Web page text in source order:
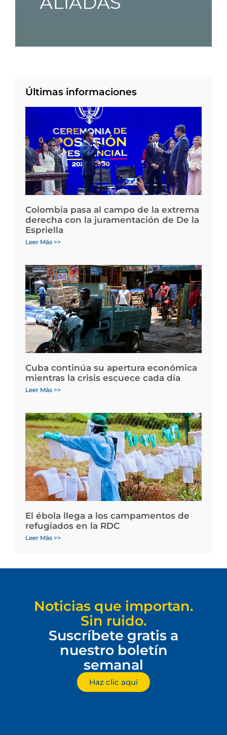
Últimas informaciones
Colombia pasa al campo de la extrema
derecha con la juramentación de De la
Espriella
Leer Más >>
Cuba continúa su apertura económica
mientras la crisis escuece cada día
Leer Más >>
El ébola llega a los campamentos de
refugiados en la RDC
Leer Más >>
Noticias que importan.
Sin ruido.
Suscríbete gratis a
nuestro boletín
semanal
Haz clic aquí